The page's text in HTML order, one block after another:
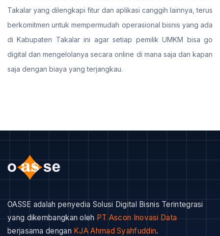
Takalar yang dilengkapi fitur dan aplikasi canggih lainnya, terus
berkomitmen untuk mempermudah operasional bisnis yang ada
di Kabupaten Takalar ini agar setiap pemilik UMKM bisa go
digital dan mengelolanya secara online di mana saja dan kapan
saja dengan biaya yang terjangkau.
OASSE adalah penyedia Solusi Digital Bisnis Terintegrasi
yang dikembangkan oleh PT Ascon Inovasi Data
berjasama dengan KJA Ahmad Syahfuddin.